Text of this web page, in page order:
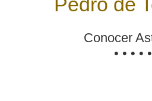
Conocer
• • • • •